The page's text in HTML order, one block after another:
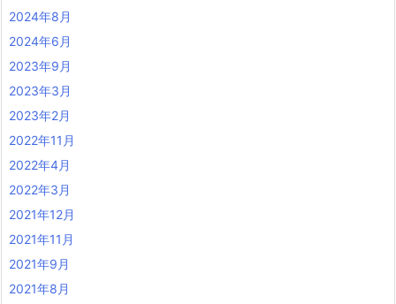
2024年8月
2024年6月
2023年9月
2023年3月
2023年2月
2022年11月
2022年4月
2022年3月
2021年12月
2021年11月
2021年9月
2021年8月